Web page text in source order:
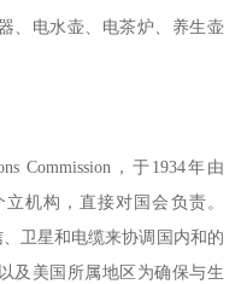
、电水壶、电茶炉、养生壶
Commission，于1934年由
机构，直接对国会负责。
卫星和电缆来协调国内和的
及美国所属地区为确保与生